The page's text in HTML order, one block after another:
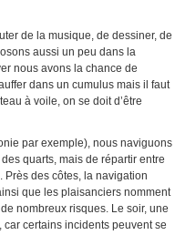
de la musique, de dessiner, de
aussi un peu dans la
nous avons la chance de
dans un cumulus mais il faut
à voile, on se doit d’être
par exemple), nous naviguons
quarts, mais de répartir entre
des côtes, la navigation
que les plaisanciers nomment
nombreux risques. Le soir, une
certains incidents peuvent se